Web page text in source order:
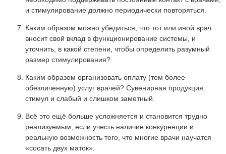
и стимулирование должно периодически повторяться.
Каким образом можно убедиться, что тот или иной врач
вносит свой вклад в функционирование системы, и
уточнить, в какой степени, чтобы определить разумный
размер стимулирования?
Каким образом организовать оплату (тем более
обезличенную) услуг врачей? Сувенирная продукция
стимул и слабый и слишком заметный.
Всё это ещё больше усложняется и становится трудно
реализуемым, если учесть наличие конкуренции и
реальную возможность того, что многие врачи научатся
«сосать двух маток».